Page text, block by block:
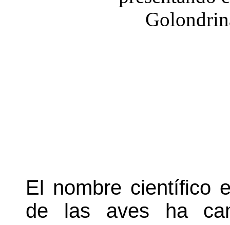
El nombre científico
de las aves ha